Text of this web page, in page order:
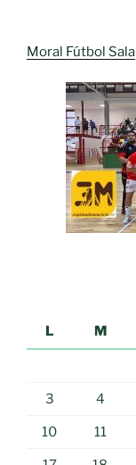
Moral Fútbol Sala
L
M
3 4
10 11